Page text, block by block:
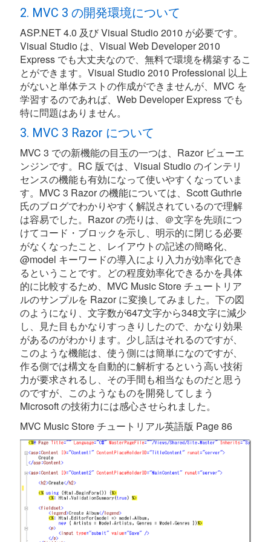
2. MVC 3 の開発環境について
ASP.NET 4.0 及び Visual Studio 2010 が必要です。
Visual Studio は、Visual Web Developer 2010
Express でも大丈夫なので、無料で環境を構築するこ
とができます。Visual Studio 2010 Professional 以上
がないと単体テストの作成ができませんが、MVC を
学習するのであれば、Web Developer Express でも
特に問題はありません。
3. MVC 3 Razor について
MVC 3 での新機能の目玉の一つは、Razor ビューエ
ンジンです。RC 版では、Visual Studio のインテリ
センスの機能も有効になって使いやすくなっていま
す。MVC 3 Razor の機能については、Scott Guthrie
氏のブログでわかりやすく解説されているので理解
は容易でした。Razor の売りは、＠文字を先頭につ
けてコード・ブロックを示し、明示的に閉じる必要
がなくなったこと、レイアウトの記述の簡略化、
@model キーワードの導入により入力が効率化でき
るということです。どの程度効率化できるかを具体
的に比較するため、MVC Music Store チュートリア
ルのサンプルを Razor に変換してみました。下の図
のようになり、文字数が647文字から348文字に減少
し、見た目もかなりすっきりしたので、かなり効果
があるのがわかります。少し話はそれるのですが、
このような機能は、使う側には簡単になのですが、
作る側では構文を自動的に解析するという高い技術
力が要求されるし、その手間も相当なものだと思う
のですが、このようなものを開発してしまう
Microsoft の技術力には感心させられました。
MVC Music Store チュートリアル英語版 Page 86